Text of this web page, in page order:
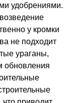
удобрениями.
у кромки
не подходит
ураганы,
обновления